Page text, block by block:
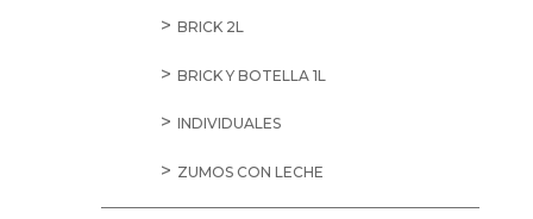
BRICK 2L
BRICK Y BOTELLA 1L
INDIVIDUALES
ZUMOS CON LECHE